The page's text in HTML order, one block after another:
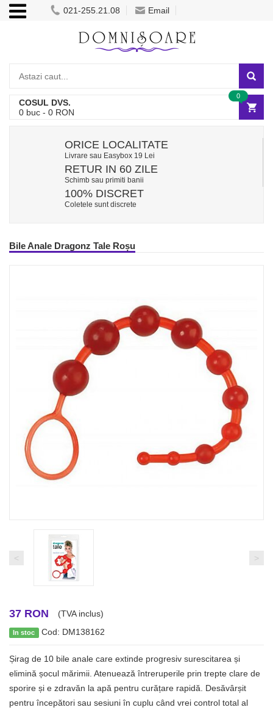
021-255.21.08 Email
COSUL DVS.
0 buc - 0 RON
0
ORICE LOCALITATE
Livrare sau Easybox 19 Lei
RETUR IN 60 ZILE
Schimb sau primiti banii
100% DISCRET
Coletele sunt discrete
Bile Anale Dragonz Tale Roșu
< >
37 RON (TVA inclus)
In stoc Cod: DM138162
Șirag de 10 bile anale care extinde progresiv surescitarea și
elimină șocul mărimii. Atenuează întreruperile prin trepte clare de
sporire și e zdravăn la apă pentru curățare rapidă. Desăvârșit
pentru începători sau sesiuni în cuplu când vrei control total al